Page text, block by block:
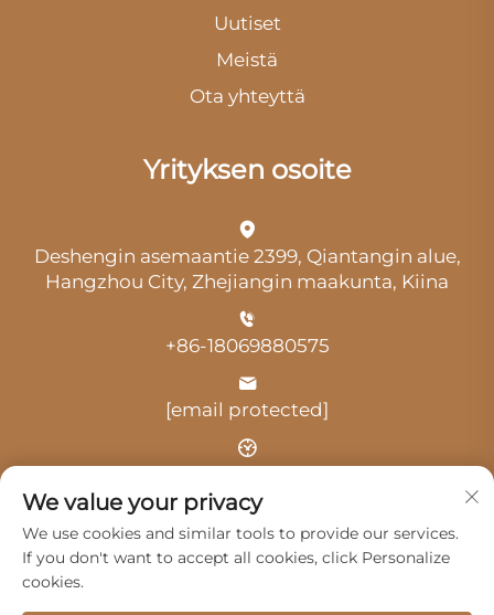
Uutiset
Meistä
Ota yhteyttä
Yrityksen osoite
Deshengin asemaantie 2399, Qiantangin alue,
Hangzhou City, Zhejiangin maakunta, Kiina
+86-18069880575
[email protected]
We value your privacy
We use cookies and similar tools to provide our services.
If you don't want to accept all cookies, click Personalize
cookies.